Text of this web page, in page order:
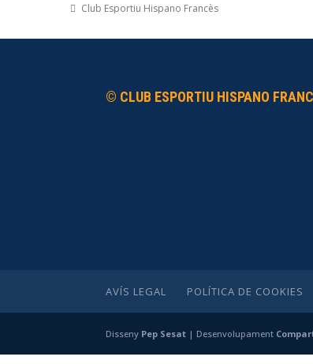
Club Esportiu Hispano Francès
© CLUB ESPORTIU HISPANO
AVÍS LEGAL POLÍTICA DE COOKIES
Disseny Pep Sesat | Desenvolupament